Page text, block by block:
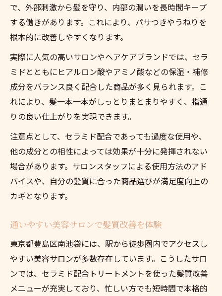
で、外部刺激から髪を守り、内部の潤いを長時間キープ
する働きがあります。これにより、パサつきやうねりを
根本的に改善しやすくなります。
実際に人気の高いサロンやヘアケアブランドでは、セラ
ミドとともにヒアルロン酸やアミノ酸などの保湿・補修
成分をバランス良く配合した商品が多く見られます。こ
れにより、髪一本一本がしっとりまとまりやすく、指通
りの良い仕上がりを実現できます。
注意点として、セラミド配合であっても過度な使用や、
他の成分との相性によっては効果が十分に発揮されない
場合があります。サロンスタッフによる使用方法のアド
バイスや、自分の髪質に合った商品選びが満足度向上の
カギとなります。
通いやすい美容サロンで髪質改善を体験
東京都豊島区南池袋には、駅から徒歩圏内でアクセスし
やすい美容サロンが多数存在しています。こうしたサロ
ンでは、セラミド配合トリートメントを使った髪質改善
メニューが充実しており、忙しい方でも短時間で本格的